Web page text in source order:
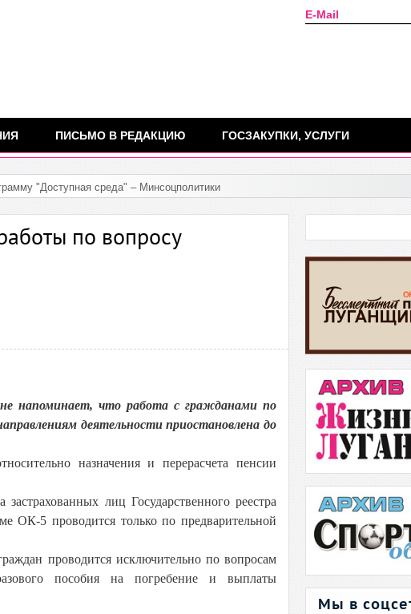
E-Mail
ПИСЬМО В РЕДАКЦИЮ ГОСЗАКУПКИ, УСЛУГИ
"Доступная среда" – Минсоцполитики
по вопросу
напоминает, что работа с гражданами по
деятельности приостановлена до
назначения и перерасчета пенсии
лиц Государственного реестра
ОК-5 проводится только по предварительной
проводится исключительно по вопросам
пособия на погребение и выплаты
Мы в